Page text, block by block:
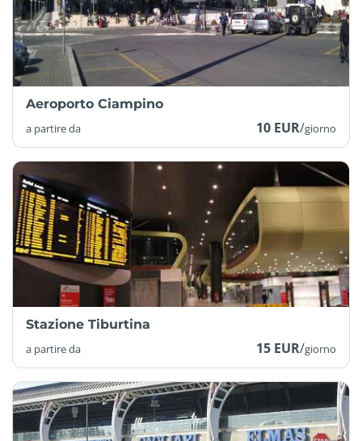
Aeroporto Ciampino
a partire da 10 EUR/giorno
Stazione Tiburtina
a partire da 15 EUR/giorno